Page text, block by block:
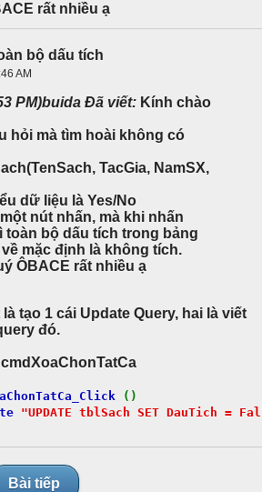
rất nhiều ạ
bộ dấu tích
AM
PM)buida Đã viết: Kính chào
hỏi mà tìm hoài không có
TacGia, NamSX,
dữ liệu là Yes/No
nút nhấn, mà khi nhấn
toàn bộ dấu tích trong bảng
mặc định là không tích.
ÔBACE rất nhiều ạ
tạo 1 cái Update Query, hai là viết
đó.
()
"UPDATE tblSach SET DauTich =
Bài tiếp